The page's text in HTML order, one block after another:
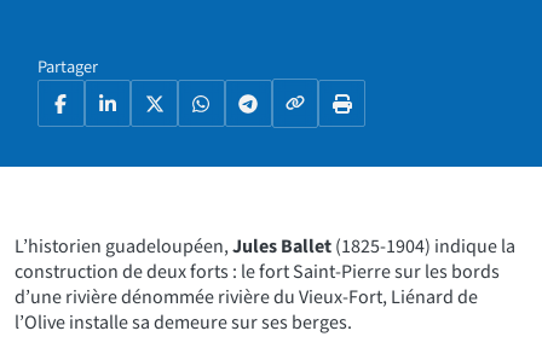
Partager
FacebookLinkedIn
X WhatsAppTelegramCopier le lien
Imprimer la page
L’historien guadeloupéen,Jules Ballet(1825-1904) indique la
construction de deux forts : le fort Saint-Pierre sur les bords
d’une rivière dénommée rivière du Vieux-Fort, Liénard de
l’Olive installe sa demeure sur ses berges.